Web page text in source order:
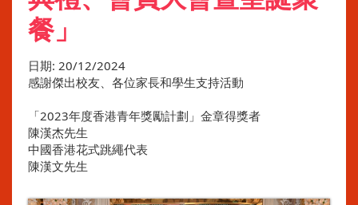
餐」
日期: 20/12/2024
感謝傑出校友、各位家長和學生支持活動
「2023年度香港青年獎勵計劃」金章得獎者
陳漢杰先生
中國香港花式跳繩代表
陳漢文先生